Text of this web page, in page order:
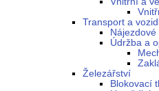
Transport a
Údržba a
Železářství
Blokovací